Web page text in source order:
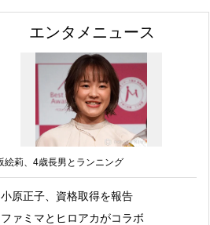
エンタメニュース
絵莉、4歳長男とランニング
小原正子、資格取得を報告
ファミマとヒロアカがコラボ